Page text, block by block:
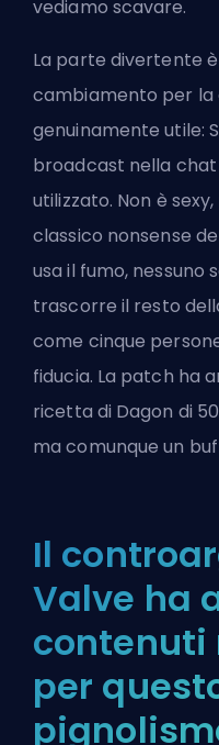
vediamo scavare.
La parte divertente
cambiamento per la
genuinamente utile:
broadcast nella
utilizzato. Non è
classico nonsense
usa il fumo, nessuno
trascorre il resto
come cinque
fiducia. La patch ha
ricetta di Dagon di
ma comunque un
Il
Valve ha
contenuti
per